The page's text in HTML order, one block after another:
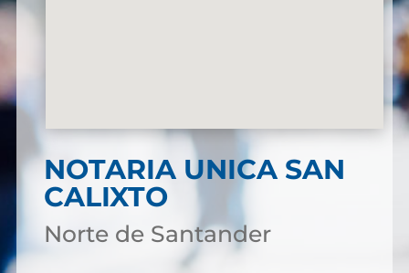
NOTARIA UNICA SAN
CALIXTO
Norte de Santander